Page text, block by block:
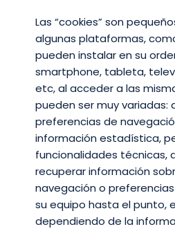
Las “cookies” son
algunas plataformas,
pueden instalar en su
smartphone, tableta,
etc, al acceder a las
pueden ser muy variadas:
preferencias de
información estadística,
funcionalidades técnicas,
recuperar información
navegación o
su equipo hasta el punto,
dependiendo de la